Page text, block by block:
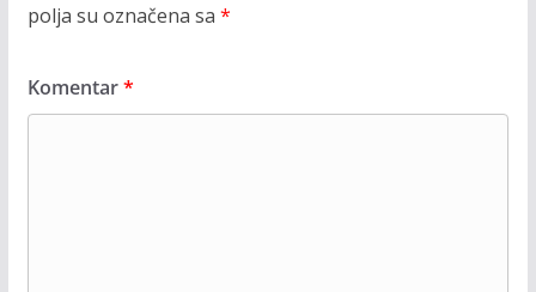
polja su označena sa *
Komentar*